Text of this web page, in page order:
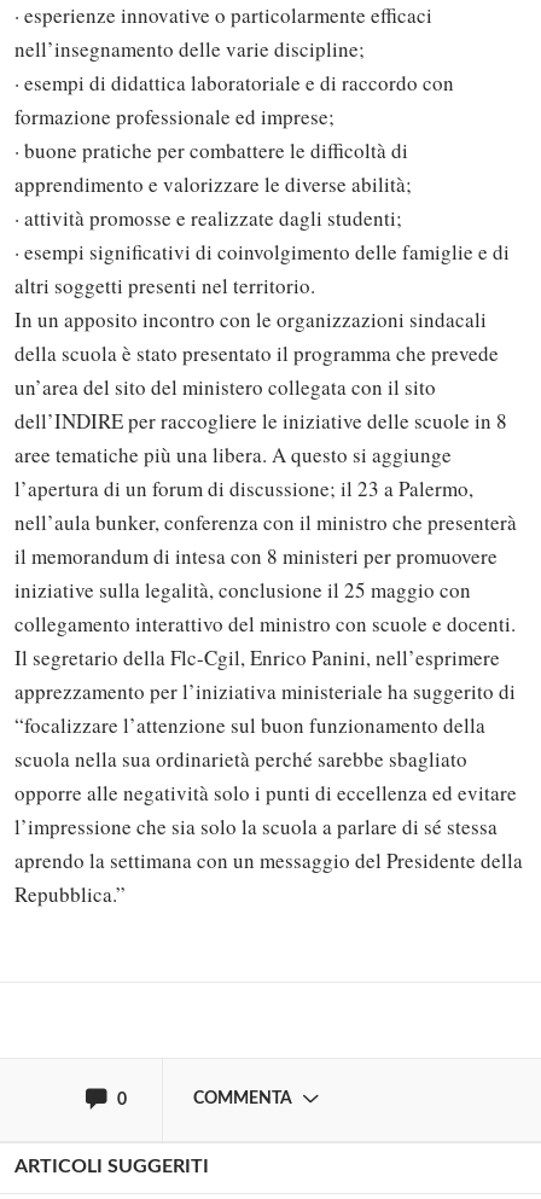
· esperienze innovative o particolarmente efficaci
nell’insegnamento delle varie discipline;
· esempi di didattica laboratoriale e di raccordo con
formazione professionale ed imprese;
· buone pratiche per combattere le difficoltà di
apprendimento e valorizzare le diverse abilità;
· attività promosse e realizzate dagli studenti;
· esempi significativi di coinvolgimento delle famiglie e di
altri soggetti presenti nel territorio.
In un apposito incontro con le organizzazioni sindacali
della scuola è stato presentato il programma che prevede
un’area del sito del ministero collegata con il sito
dell’INDIRE per raccogliere le iniziative delle scuole in 8
aree tematiche più una libera. A questo si aggiunge
l’apertura di un forum di discussione; il 23 a Palermo,
nell’aula bunker, conferenza con il ministro che presenterà
il memorandum di intesa con 8 ministeri per promuovere
iniziative sulla legalità, conclusione il 25 maggio con
collegamento interattivo del ministro con scuole e docenti.
Il segretario della Flc-Cgil, Enrico Panini, nell’esprimere
apprezzamento per l’iniziativa ministeriale ha suggerito di
“focalizzare l’attenzione sul buon funzionamento della
scuola nella sua ordinarietà perché sarebbe sbagliato
opporre alle negatività solo i punti di eccellenza ed evitare
l’impressione che sia solo la scuola a parlare di sé stessa
aprendo la settimana con un messaggio del Presidente della
Repubblica.”
0 COMMENTA
Solo gli utenti registrati possono
commentare!
ARTICOLI SUGGERITI